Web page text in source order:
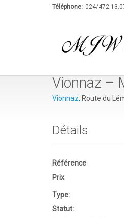
Téléphone: 024/
Vionnaz –
Vionnaz, Route du
Détails
Référence
Prix
Type:
Statut: